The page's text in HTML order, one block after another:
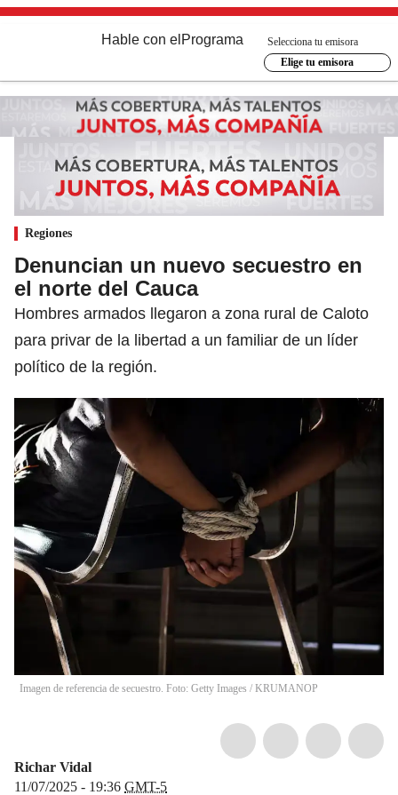
Hable con el Programa
Selecciona tu emisora
Elige tu emisora
Regiones
Denuncian un nuevo secuestro en
el norte del Cauca
Hombres armados llegaron a zona rural de Caloto
para privar de la libertad a un familiar de un líder
político de la región.
Imagen de referencia de secuestro. Foto: Getty Images / KRUMANOP
Richar Vidal
11/07/2025 - 19:36 GMT-5